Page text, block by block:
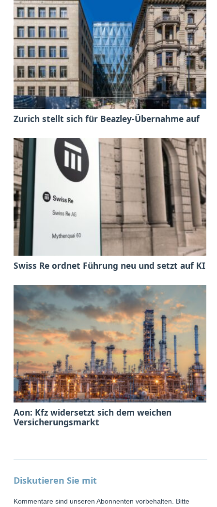
Zurich stellt sich für Beazley-Übernahme auf
Swiss Re ordnet Führung neu und setzt auf KI
Aon: Kfz widersetzt sich dem weichen
Versicherungsmarkt
Diskutieren Sie mit
Kommentare sind unseren Abonnenten vorbehalten. Bitte